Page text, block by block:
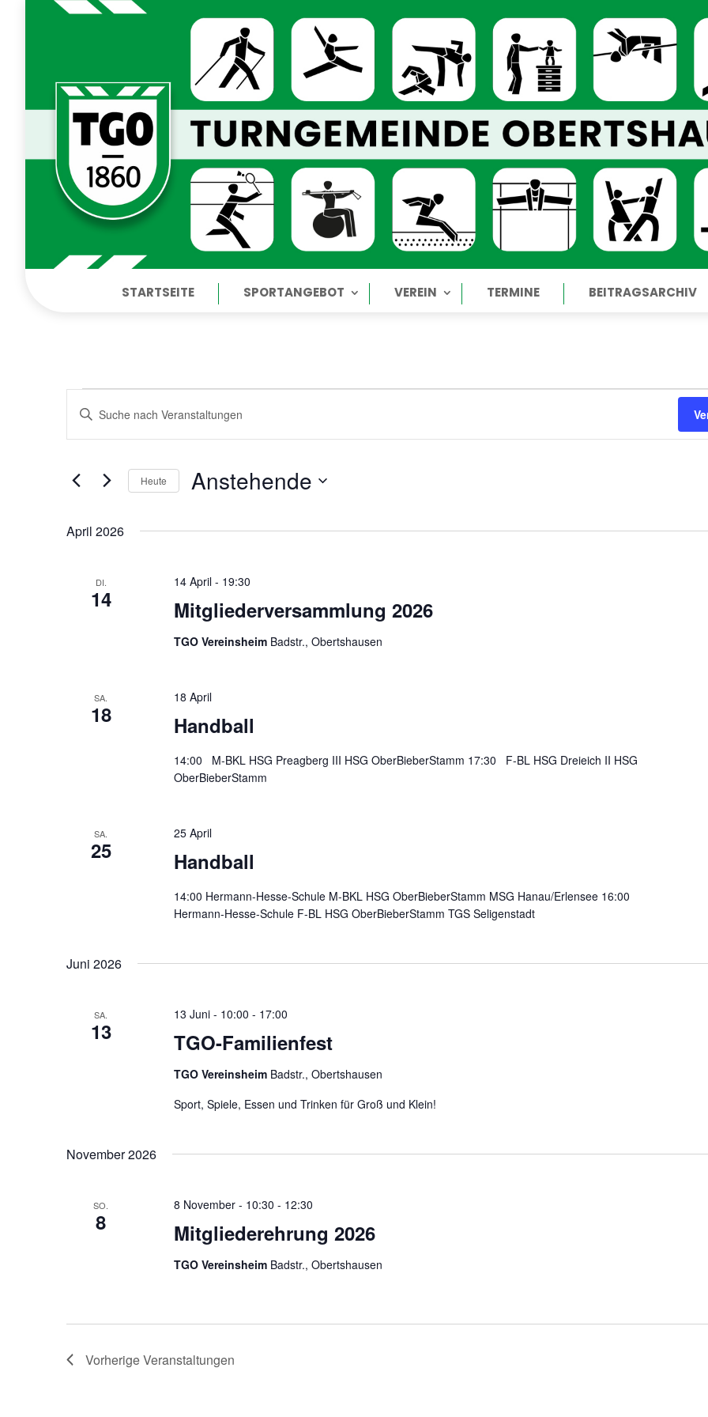
STARTSEITE SPORTANGEBOT VEREIN TERMINE BEITRAGSARCHIV
Veranstaltungen
Suche
und
Ansichten,
Navigation
Bitte
Suche
Schlüsselwort.
Heute Anstehende
wählen.
April 2026
DI.
14 Mitgliederversammlung 2026
14 April - 19:30
TGO Vereinsheim Badstr., Obertshausen
SA.
18 Handball
18 April
14:00 M-BKL HSG Preagberg III HSG OberBieberStamm 17:30 F-BL HSG Dreieich II HSG
OberBieberStamm
SA.
25 Handball
25 April
14:00 Hermann-Hesse-Schule M-BKL HSG OberBieberStamm MSG Hanau/Erlensee 16:00
Hermann-Hesse-Schule F-BL HSG OberBieberStamm TGS Seligenstadt
Juni 2026
SA.
13 TGO-Familienfest
13 Juni - 10:00 - 17:00
TGO Vereinsheim Badstr., Obertshausen
Sport, Spiele, Essen und Trinken für Groß und Klein!
November 2026
SO.
8 Mitgliederehrung 2026
8 November - 10:30 - 12:30
TGO Vereinsheim Badstr., Obertshausen
VorherigeVeranstaltungen